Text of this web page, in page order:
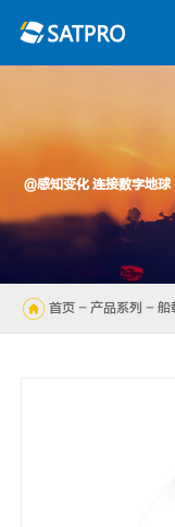
@感知变化 连接数字地球
首页 -产品系列 - 船